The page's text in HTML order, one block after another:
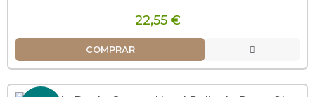
22,55 €
COMPRAR